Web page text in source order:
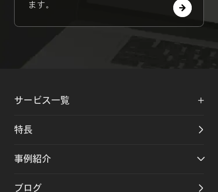
ます。
サービス一覧
特長
事例紹介
ブログ